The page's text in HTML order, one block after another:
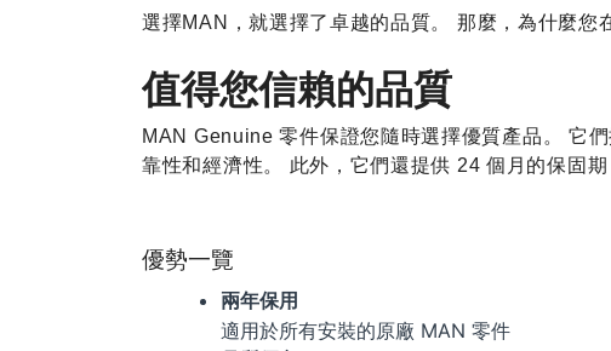
選擇MAN，就選擇了卓越的品質。 那麼，為什麼您
值得您信賴的品質
MAN Genuine零件保證您隨時選擇優質產品。 它
靠性和經濟性。 此外，它們還提供 24 個月的保固
優勢一覽
兩年保用
適用於所有安裝的原廠 MAN 零件